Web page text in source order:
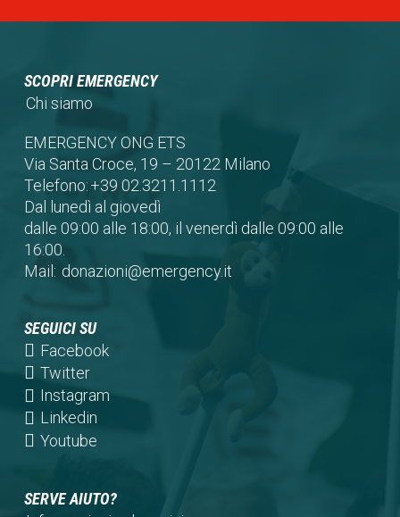
SCOPRI EMERGENCY
Chi siamo
EMERGENCY ONG ETS
Via Santa Croce, 19 – 20122 Milano
Telefono:+39 02.3211.1112
Dal lunedì al giovedì
dalle 09:00 alle 18:00, il venerdì dalle 09:00 alle
16:00.
Mail: donazioni@emergency.it
SEGUICI SU
Facebook(opens
a
Twitter(opens
in
a
new
Instagram(opens
Linkedin(opens
in
tab)
Youtube(opens
new
SERVE AIUTO?